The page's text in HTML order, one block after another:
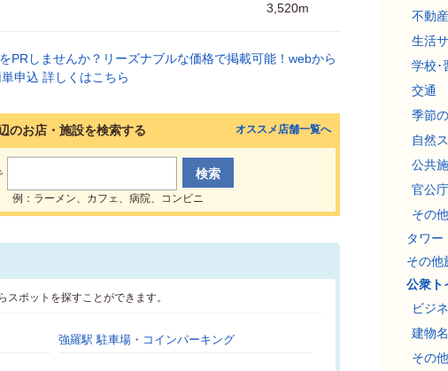
3,520m
のお店・施設を検索する
例：ラーメン、カフェ、病院、コンビニ
オススメ店舗一覧へ
ポットを探すことができます。
強羅駅 駐車場・コインパーキング
不動
生活
学校･
交通
季節
自然
公共
官公庁
その
タワー
その他
公衆ト
ビジ
建物
その他